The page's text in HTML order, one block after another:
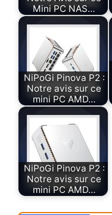
Mini PC NAS…
NiPoGi Pinova P2 :
Notre avis sur ce
mini PC AMD…
NiPoGi Pinova P2 :
Notre avis sur ce
mini PC AMD…